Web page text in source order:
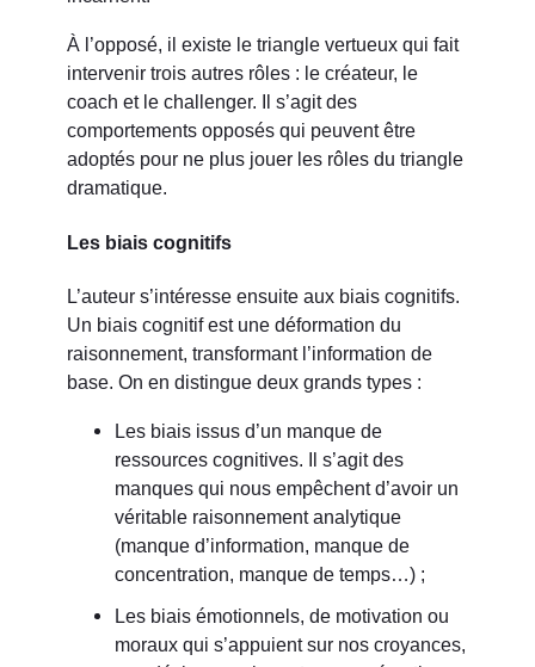
À l’opposé, il existe le triangle vertueux qui fait
intervenir trois autres rôles : le créateur, le
coach et le challenger. Il s’agit des
comportements opposés qui peuvent être
adoptés pour ne plus jouer les rôles du triangle
dramatique.
Les biais cognitifs
L’auteur s’intéresse ensuite aux biais cognitifs.
Un biais cognitif est une déformation du
raisonnement, transformant l’information de
base. On en distingue deux grands types :
Les biais issus d’un manque de
ressources cognitives. Il s’agit des
manques qui nous empêchent d’avoir un
véritable raisonnement analytique
(manque d’information, manque de
concentration, manque de temps…) ;
Les biais émotionnels, de motivation ou
moraux qui s’appuient sur nos croyances,